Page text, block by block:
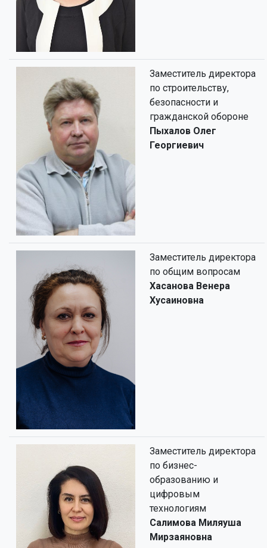
Заместитель директора
по строительству,
безопасности и
гражданской обороне
Пыхалов Олег
Георгиевич
Заместитель директора
по общим вопросам
Хасанова Венера
Хусаиновна
Заместитель директора
по бизнес-
образованию и
цифровым
технологиям
Салимова Миляуша
Мирзаяновна